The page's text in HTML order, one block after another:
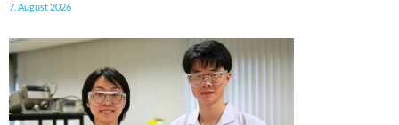
7. August 2026